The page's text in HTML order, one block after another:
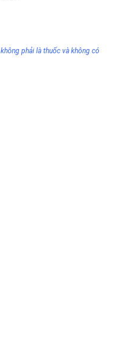
phải là thuốc và không có